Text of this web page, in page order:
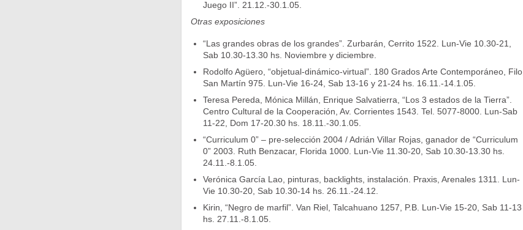
Juego II”. 21.12.-30.1.05.
Otras exposiciones
“Las grandes obras de los grandes”. Zurbarán, Cerrito 1522. Lun-Vie 10.30-21,
Sab 10.30-13.30 hs. Noviembre y diciembre.
Rodolfo Agüero, “objetual-dinámico-virtual”. 180 Grados Arte Contemporáneo, Filo,
San Martín 975. Lun-Vie 16-24, Sab 13-16 y 21-24 hs. 16.11.-14.1.05.
Teresa Pereda, Mónica Millán, Enrique Salvatierra, “Los 3 estados de la Tierra”.
Centro Cultural de la Cooperación, Av. Corrientes 1543. Tel. 5077-8000. Lun-Sab
11-22, Dom 17-20.30 hs. 18.11.-30.1.05.
“Curriculum 0” – pre-selección 2004 / Adrián Villar Rojas, ganador de “Curriculum
0” 2003. Ruth Benzacar, Florida 1000. Lun-Vie 11.30-20, Sab 10.30-13.30 hs.
24.11.-8.1.05.
Verónica García Lao, pinturas, backlights, instalación. Praxis, Arenales 1311. Lun-
Vie 10.30-20, Sab 10.30-14 hs. 26.11.-24.12.
Kirin, “Negro de marfil”. Van Riel, Talcahuano 1257, P.B. Lun-Vie 15-20, Sab 11-13
hs. 27.11.-8.1.05.